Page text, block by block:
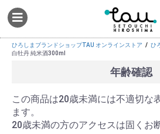
ひろしまブランドショップTAU オンラインストア
ひ
白牡丹 純米酒300ml
年齢確認
この商品は20歳未満には不適切な
ます。
20歳未満の方のアクセスは固くお